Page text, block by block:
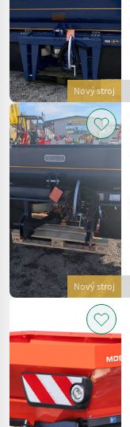
Nový stroj
Nový stroj